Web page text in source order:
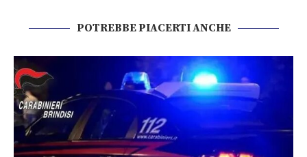
POTREBBE PIACERTI ANCHE